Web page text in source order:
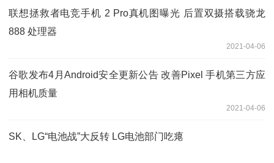
联想拯救者电竞手机 2 Pro真机图曝光 后置双摄搭载骁龙
888 处理器
2021-04-06
谷歌发布4月Android安全更新公告 改善Pixel 手机第三方应
用相机质量
2021-04-06
SK、LG“电池战”大反转 LG电池部门吃瘪